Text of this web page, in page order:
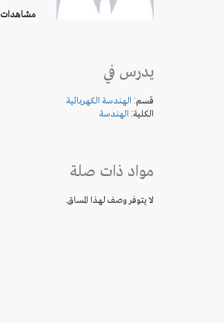
مشاهدات
يدرس في
قسم: الهندسة الكهربائية
الكلية: الهندسة
مواد ذات صلة
لا يتوفر وصف لهذا المساق.